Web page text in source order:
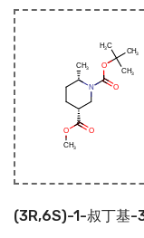
(3R,6S)-1-叔丁基-